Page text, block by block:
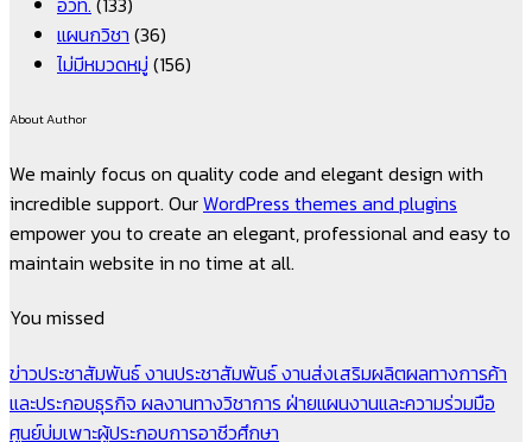
แผนกวิชา (36)
ไม่มีหมวดหมู่ (156)
About Author
We mainly focus on quality code and elegant design with
incredible support. OurWordPress themes and plugins
empower you to create an elegant, professional and easy to
maintain website in no time at all.
You missed
ข่าวประชาสัมพันธ์งานประชาสัมพันธ์งานส่งเสริมผลิตผลทางการค้า
และประกอบธุรกิจ ผลงานทางวิชาการ ฝ่ายแผนงานและความร่วมมือ
ศูนย์บ่มเพาะผู้ประกอบการอาชีวศึกษา